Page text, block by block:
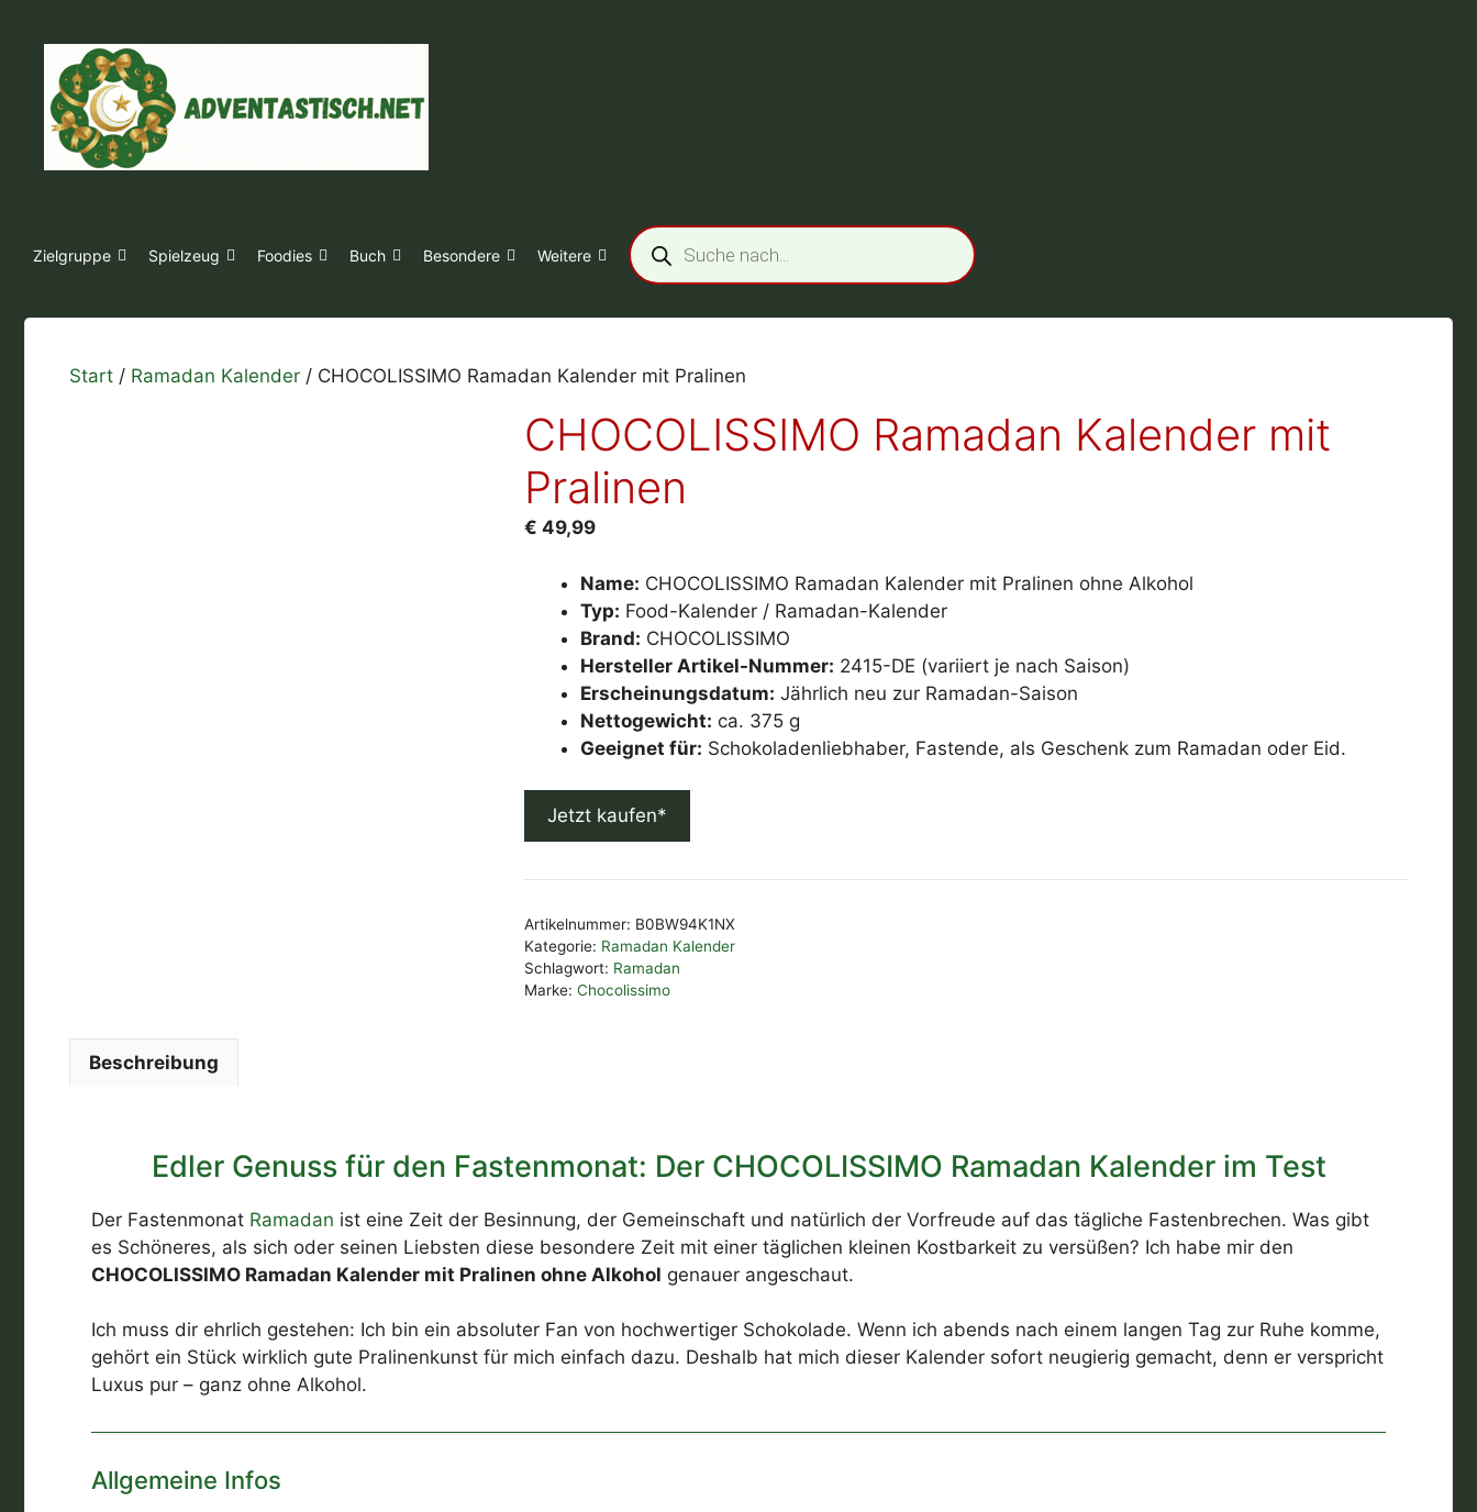
Inhalt
springen
Zielgruppe Spielzeug Foodies Buch Besondere Weitere
Products
search
Start / Ramadan Kalender / CHOCOLISSIMO Ramadan Kalender mit Pralinen
CHOCOLISSIMO Ramadan Kalender mit
Pralinen
€ 49,99
Name: CHOCOLISSIMO Ramadan Kalender mit Pralinen ohne Alkohol
Typ: Food-Kalender / Ramadan-Kalender
Brand: CHOCOLISSIMO
Hersteller Artikel-Nummer: 2415-DE (variiert je nach Saison)
Erscheinungsdatum: Jährlich neu zur Ramadan-Saison
Nettogewicht: ca. 375 g
Geeignet für: Schokoladenliebhaber, Fastende, als Geschenk zum Ramadan oder Eid.
Jetzt kaufen*
Artikelnummer: B0BW94K1NX
Kategorie: Ramadan Kalender
Schlagwort: Ramadan
Marke:Chocolissimo
Beschreibung
Edler Genuss für den Fastenmonat: Der CHOCOLISSIMO Ramadan Kalender im Test
Der Fastenmonat Ramadan ist eine Zeit der Besinnung, der Gemeinschaft und natürlich der Vorfreude auf das tägliche Fastenbrechen. Was gibt
es Schöneres, als sich oder seinen Liebsten diese besondere Zeit mit einer täglichen kleinen Kostbarkeit zu versüßen? Ich habe mir den
CHOCOLISSIMO Ramadan Kalender mit Pralinen ohne Alkohol genauer angeschaut.
Ich muss dir ehrlich gestehen: Ich bin ein absoluter Fan von hochwertiger Schokolade. Wenn ich abends nach einem langen Tag zur Ruhe komme,
gehört ein Stück wirklich gute Pralinenkunst für mich einfach dazu. Deshalb hat mich dieser Kalender sofort neugierig gemacht, denn er verspricht
Luxus pur – ganz ohne Alkohol.
Allgemeine Infos